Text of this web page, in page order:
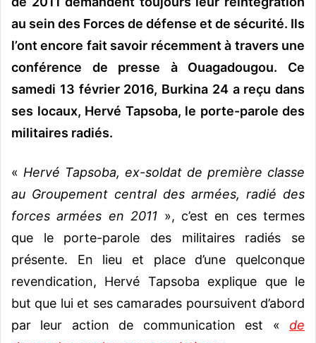
au sein des Forces de défense et de sécurité. Ils
l’ont encore fait savoir récemment à travers une
conférence de presse à Ouagadougou. Ce
samedi 13 février 2016, Burkina 24 a reçu dans
ses locaux, Hervé Tapsoba, le porte-parole des
militaires radiés.
« Hervé Tapsoba, ex-soldat de première classe
au Groupement central des armées, radié des
forces armées en 2011 », c’est en ces termes
que le porte-parole des militaires radiés se
présente. En lieu et place d’une quelconque
revendication, Hervé Tapsoba explique que le
but que lui et ses camarades poursuivent d’abord
par leur action de communication est « de